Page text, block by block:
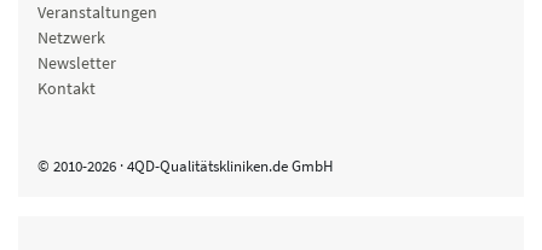
Veranstaltungen
Netzwerk
Newsletter
Kontakt
© 2010-2026 · 4QD-Qualitätskliniken.de GmbH